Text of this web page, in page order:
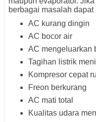
berbagai masalah dapat
AC kurang dingin
AC bocor air
AC mengeluarkan
Tagihan listrik
Kompresor cepat
Freon berkurang
AC mati total
Kualitas udara